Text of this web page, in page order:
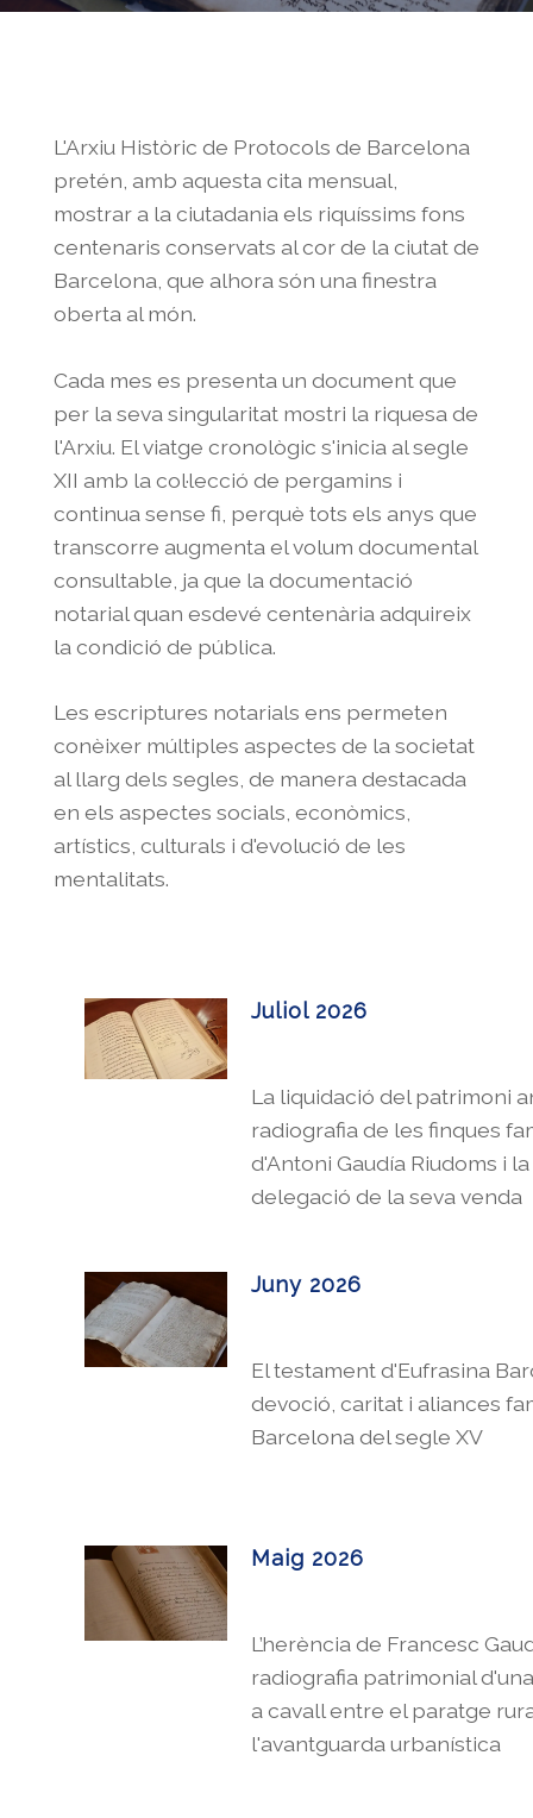
L'Arxiu Històric de Protocols de Barcelona
pretén, amb aquesta cita mensual,
mostrar a la ciutadania els riquíssims fons
centenaris conservats al cor de la ciutat de
Barcelona, que alhora són una finestra
oberta al món.
Cada mes es presenta un document que
per la seva singularitat mostri la riquesa de
l'Arxiu. El viatge cronològic s'inicia al segle
XII amb la col·lecció de pergamins i
continua sense fi, perquè tots els anys que
transcorre augmenta el volum documental
consultable, ja que la documentació
notarial quan esdevé centenària adquireix
la condició de pública.
Les escriptures notarials ens permeten
conèixer múltiples aspectes de la societat
al llarg dels segles, de manera destacada
en els aspectes socials, econòmics,
artístics, culturals i d'evolució de les
mentalitats.
Juliol 2026
La liquidació del patrimoni
radiografia de les finques
d'Antoni Gaudía Riudoms i la
delegació de la seva venda
Juny 2026
El testament d'Eufrasina
devoció, caritat i aliances
Barcelona del segle XV
Maig 2026
L’herència de Francesc
radiografia patrimonial
a cavall entre el paratge
l'avantguarda urbanística